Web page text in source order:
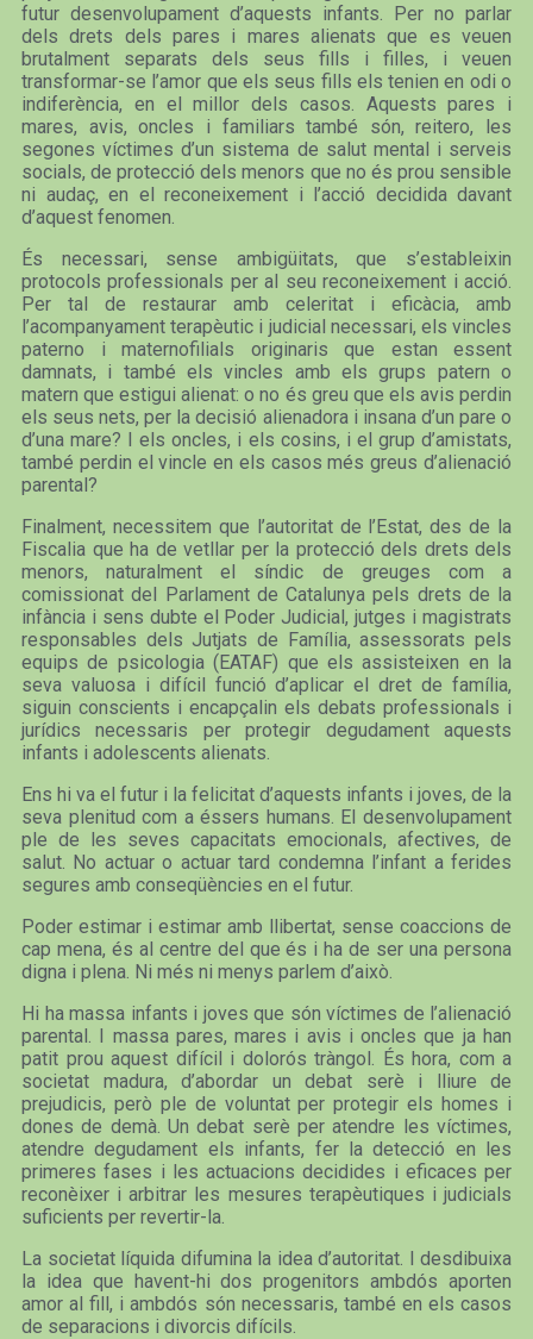
futur desenvolupament d’aquests infants. Per no parlar
dels drets dels pares i mares alienats que es veuen
brutalment separats dels seus fills i filles, i veuen
transformar-se l’amor que els seus fills els tenien en odi o
indiferència, en el millor dels casos. Aquests pares i
mares, avis, oncles i familiars també són, reitero, les
segones víctimes d’un sistema de salut mental i serveis
socials, de protecció dels menors que no és prou sensible
ni audaç, en el reconeixement i l’acció decidida davant
d’aquest fenomen.
És necessari, sense ambigüitats, que s’estableixin
protocols professionals per al seu reconeixement i acció.
Per tal de restaurar amb celeritat i eficàcia, amb
l’acompanyament terapèutic i judicial necessari, els vincles
paterno i maternofilials originaris que estan essent
damnats, i també els vincles amb els grups patern o
matern que estigui alienat: o no és greu que els avis perdin
els seus nets, per la decisió alienadora i insana d’un pare o
d’una mare? I els oncles, i els cosins, i el grup d’amistats,
també perdin el vincle en els casos més greus d’alienació
parental?
Finalment, necessitem que l’autoritat de l’Estat, des de la
Fiscalia que ha de vetllar per la protecció dels drets dels
menors, naturalment el síndic de greuges com a
comissionat del Parlament de Catalunya pels drets de la
infància i sens dubte el Poder Judicial, jutges i magistrats
responsables dels Jutjats de Família, assessorats pels
equips de psicologia (EATAF) que els assisteixen en la
seva valuosa i difícil funció d’aplicar el dret de família,
siguin conscients i encapçalin els debats professionals i
jurídics necessaris per protegir degudament aquests
infants i adolescents alienats.
Ens hi va el futur i la felicitat d’aquests infants i joves, de la
seva plenitud com a éssers humans. El desenvolupament
ple de les seves capacitats emocionals, afectives, de
salut. No actuar o actuar tard condemna l’infant a ferides
segures amb conseqüències en el futur.
Poder estimar i estimar amb llibertat, sense coaccions de
cap mena, és al centre del que és i ha de ser una persona
digna i plena. Ni més ni menys parlem d’això.
Hi ha massa infants i joves que són víctimes de l’alienació
parental. I massa pares, mares i avis i oncles que ja han
patit prou aquest difícil i dolorós tràngol. És hora, com a
societat madura, d’abordar un debat serè i lliure de
prejudicis, però ple de voluntat per protegir els homes i
dones de demà. Un debat serè per atendre les víctimes,
atendre degudament els infants, fer la detecció en les
primeres fases i les actuacions decidides i eficaces per
reconèixer i arbitrar les mesures terapèutiques i judicials
suficients per revertir-la.
La societat líquida difumina la idea d’autoritat. I desdibuixa
la idea que havent-hi dos progenitors ambdós aporten
amor al fill, i ambdós són necessaris, també en els casos
de separacions i divorcis difícils.